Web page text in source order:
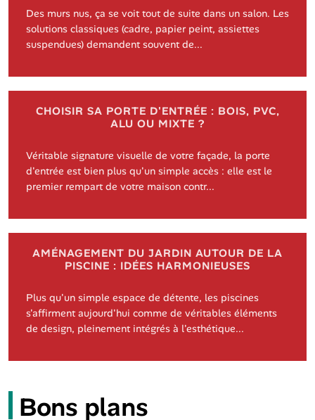
Des murs nus, ça se voit tout de suite dans un salon. Les
solutions classiques (cadre, papier peint, assiettes
suspendues) demandent souvent de...
CHOISIR SA PORTE D'ENTRÉE : BOIS, PVC,
ALU OU MIXTE ?
Véritable signature visuelle de votre façade, la porte
d'entrée est bien plus qu'un simple accès : elle est le
premier rempart de votre maison contr...
AMÉNAGEMENT DU JARDIN AUTOUR DE LA
PISCINE : IDÉES HARMONIEUSES
Plus qu'un simple espace de détente, les piscines
s'affirment aujourd'hui comme de véritables éléments
de design, pleinement intégrés à l'esthétique...
Bons plans